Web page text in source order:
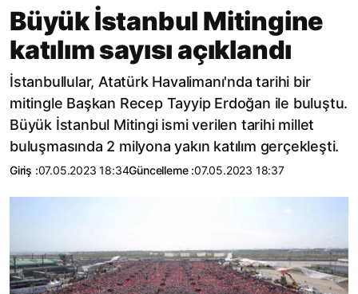
Büyük İstanbul Mitingine
katılım sayısı açıklandı
İstanbullular, Atatürk Havalimanı'nda tarihi bir
mitingle Başkan Recep Tayyip Erdoğan ile buluştu.
Büyük İstanbul Mitingi ismi verilen tarihi millet
buluşmasında 2 milyona yakın katılım gerçekleşti.
Giriş :07.05.2023 18:34Güncelleme :07.05.2023 18:37